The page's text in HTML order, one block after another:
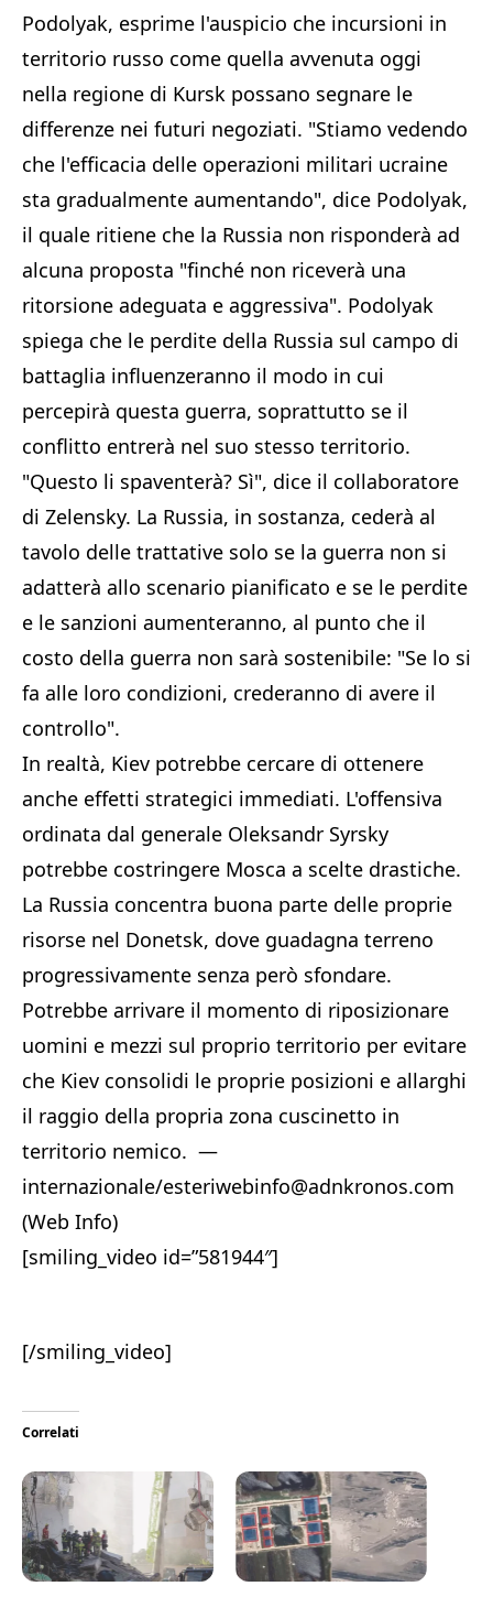
Podolyak, esprime l'auspicio che incursioni in
territorio russo come quella avvenuta oggi
nella regione di Kursk possano segnare le
differenze nei futuri negoziati. "Stiamo vedendo
che l'efficacia delle operazioni militari ucraine
sta gradualmente aumentando", dice Podolyak,
il quale ritiene che la Russia non risponderà ad
alcuna proposta "finché non riceverà una
ritorsione adeguata e aggressiva". Podolyak
spiega che le perdite della Russia sul campo di
battaglia influenzeranno il modo in cui
percepirà questa guerra, soprattutto se il
conflitto entrerà nel suo stesso territorio.
"Questo li spaventerà? Sì", dice il collaboratore
di Zelensky. La Russia, in sostanza, cederà al
tavolo delle trattative solo se la guerra non si
adatterà allo scenario pianificato e se le perdite
e le sanzioni aumenteranno, al punto che il
costo della guerra non sarà sostenibile: "Se lo si
fa alle loro condizioni, crederanno di avere il
controllo".
In realtà, Kiev potrebbe cercare di ottenere
anche effetti strategici immediati. L'offensiva
ordinata dal generale Oleksandr Syrsky
potrebbe costringere Mosca a scelte drastiche.
La Russia concentra buona parte delle proprie
risorse nel Donetsk, dove guadagna terreno
progressivamente senza però sfondare.
Potrebbe arrivare il momento di riposizionare
uomini e mezzi sul proprio territorio per evitare
che Kiev consolidi le proprie posizioni e allarghi
il raggio della propria zona cuscinetto in
territorio nemico. —
internazionale/esteriwebinfo@adnkronos.com
(Web Info)
[smiling_video id=”581944″]
[/smiling_video]
Correlati